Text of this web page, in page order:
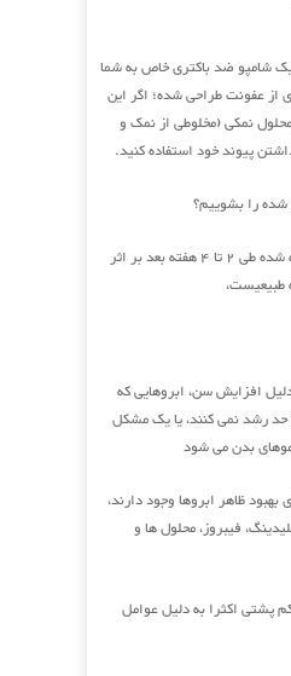
شامپو ضد باکتری خاص به شما
از عفونت طراحی شده؛ اگر این
محلول نمکی (مخلوطی از نمک و
پیوند خود استفاده کنید.
شده را بشوییم؟
بیشتر ابروهای کاشته شده طی 2 تا 4 هفته بعد بر اثر
طبیعیست،
افزایش سن، ابروهایی که
رشد نمی کنند، یا یک مشکل
بدن می شود
بهبود ظاهر ابروها وجود دارند،
فیبروز، محلول ها و
پشتی اکثرا به دلیل عوامل